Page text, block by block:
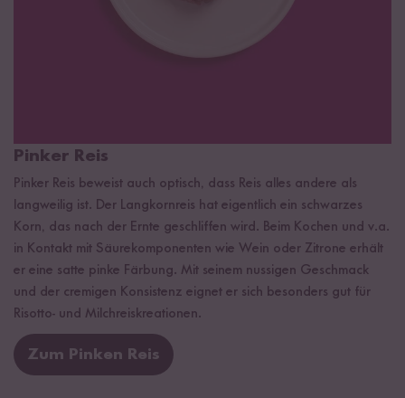
Pinker Reis
Pinker Reis beweist auch optisch, dass Reis alles andere als
langweilig ist. Der Langkornreis hat eigentlich ein schwarzes
Korn, das nach der Ernte geschliffen wird. Beim Kochen und v.a.
in Kontakt mit Säurekomponenten wie Wein oder Zitrone erhält
er eine satte pinke Färbung. Mit seinem nussigen Geschmack
und der cremigen Konsistenz eignet er sich besonders gut für
Risotto- und Milchreiskreationen.
Zum Pinken Reis